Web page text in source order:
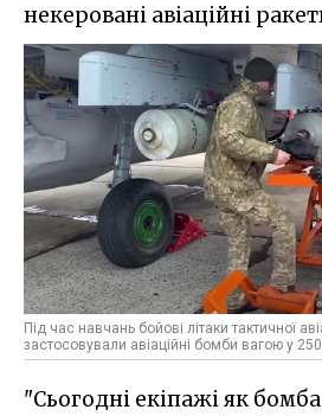
некеровані авіаційні
Під час навчань бойові літаки тактичної
застосовували авіаційні бомби вагою у
"Сьогодні екіпажі як